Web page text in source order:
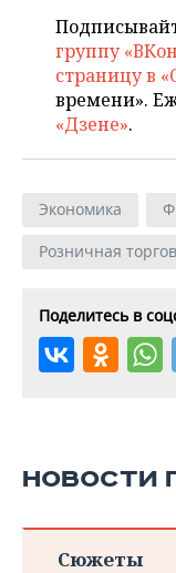
группу
страницу в
времени».
«Дзене».
Экономика
Розничная
Поделитесь в
НОВОСТИ
Сюжеты